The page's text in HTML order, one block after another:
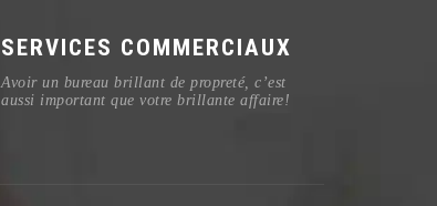
SERVICES COMMERCIAUX
Avoir un bureau brillant de propreté, c’est
aussi important que votre brillante affaire!